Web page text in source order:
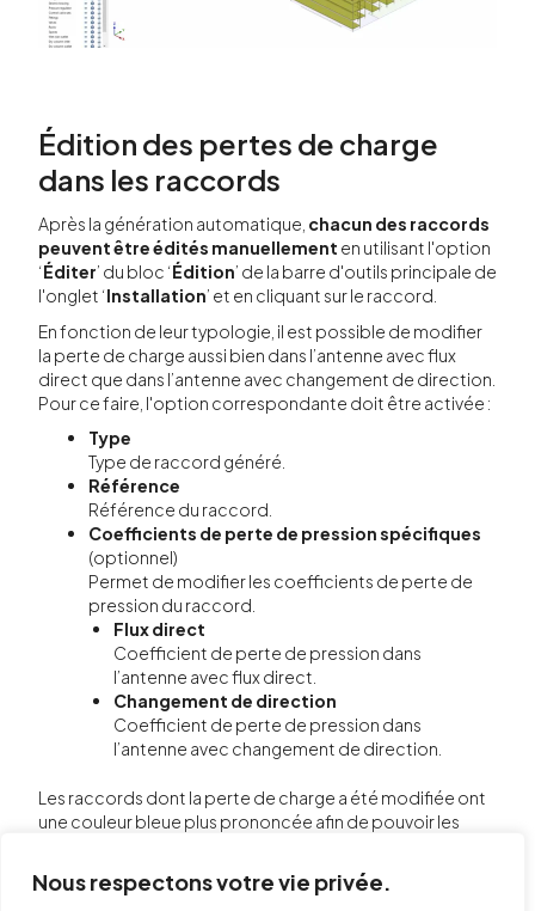
Nous respectons votre vie privée.
Édition des pertes de charge
dans les raccords
Après la génération automatique, chacun des raccords
peuvent être édités manuellement en utilisant l'option
‘Éditer’ du bloc ‘Édition’ de la barre d'outils principale de
l'onglet ‘Installation’ et en cliquant sur le raccord.
En fonction de leur typologie, il est possible de modifier
la perte de charge aussi bien dans l’antenne avec flux
direct que dans l’antenne avec changement de direction.
Pour ce faire, l'option correspondante doit être activée :
Type
Type de raccord généré.
Référence
Référence du raccord.
Coefficients de perte de pression spécifiques
(optionnel)
Permet de modifier les coefficients de perte de
pression du raccord.
Flux direct
Coefficient de perte de pression dans
l’antenne avec flux direct.
Changement de direction
Coefficient de perte de pression dans
l’antenne avec changement de direction.
Les raccords dont la perte de charge a été modifiée ont
une couleur bleue plus prononcée afin de pouvoir les